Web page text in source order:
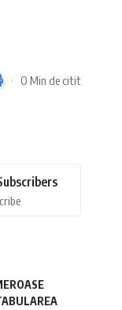
0 Min de citit